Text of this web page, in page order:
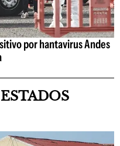
por hantavirus Andes